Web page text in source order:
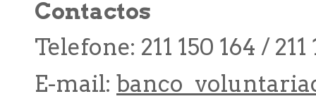
Contactos
Telefone: 211 150 164 / 211
E-mail: